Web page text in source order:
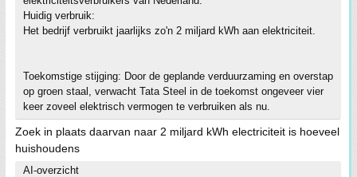
Huidig verbruik:
Het bedrijf verbruikt jaarlijks zo'n 2 miljard kWh aan elektriciteit.
Toekomstige stijging: Door de geplande verduurzaming en overstap
op groen staal, verwacht Tata Steel in de toekomst ongeveer vier
keer zoveel elektrisch vermogen te verbruiken als nu.
Zoek in plaats daarvan naar 2 miljard kWh electriciteit is hoeveel
huishoudens
AI-overzicht